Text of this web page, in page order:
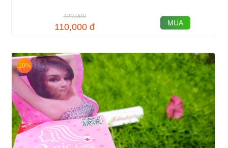
120,000
110,000đ MUA
10%